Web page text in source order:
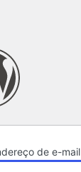
de e-mail